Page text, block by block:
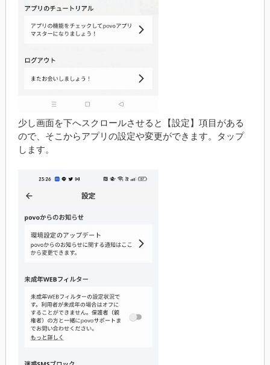
少し画面を下へスクロールさせると【設定】項目がある
ので、そこからアプリの設定や変更ができます。タップ
します。